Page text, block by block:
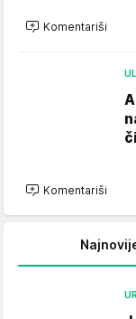
Komentariši
Komentariši